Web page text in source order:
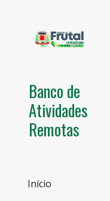
Banco de
Atividades
Remotas
Início